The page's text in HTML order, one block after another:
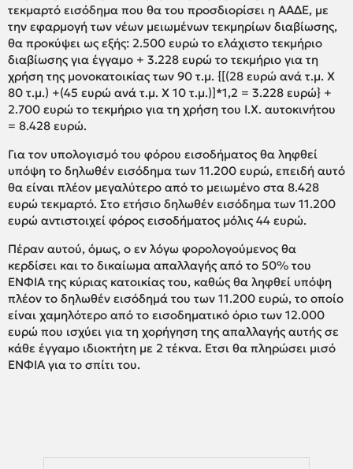
τεκμαρτό εισόδημα που θα του προσδιορίσει η ΑΑΔΕ, με
την εφαρμογή των νέων μειωμένων τεκμηρίων διαβίωσης,
θα προκύψει ως εξής: 2.500 ευρώ το ελάχιστο τεκμήριο
διαβίωσης για έγγαμο + 3.228 ευρώ το τεκμήριο για τη
χρήση της μονοκατοικίας των 90 τ.μ. {[(28 ευρώ ανά τ.μ. Χ
80 τ.μ.) +(45 ευρώ ανά τ.μ. Χ 10 τ.μ.)]*1,2 = 3.228 ευρώ} +
2.700 ευρώ το τεκμήριο για τη χρήση του Ι.Χ. αυτοκινήτου
= 8.428 ευρώ.
Για τον υπολογισμό του φόρου εισοδήματος θα ληφθεί
υπόψη το δηλωθέν εισόδημα των 11.200 ευρώ, επειδή αυτό
θα είναι πλέον μεγαλύτερο από το μειωμένο στα 8.428
ευρώ τεκμαρτό. Στο ετήσιο δηλωθέν εισόδημα των 11.200
ευρώ αντιστοιχεί φόρος εισοδήματος μόλις 44 ευρώ.
Πέραν αυτού, όμως, ο εν λόγω φορολογούμενος θα
κερδίσει και το δικαίωμα απαλλαγής από το 50% του
ΕΝΦΙΑ της κύριας κατοικίας του, καθώς θα ληφθεί υπόψη
πλέον το δηλωθέν εισόδημά του των 11.200 ευρώ, το οποίο
είναι χαμηλότερο από το εισοδηματικό όριο των 12.000
ευρώ που ισχύει για τη χορήγηση της απαλλαγής αυτής σε
κάθε έγγαμο ιδιοκτήτη με 2 τέκνα. Ετσι θα πληρώσει μισό
ΕΝΦΙΑ για το σπίτι του.